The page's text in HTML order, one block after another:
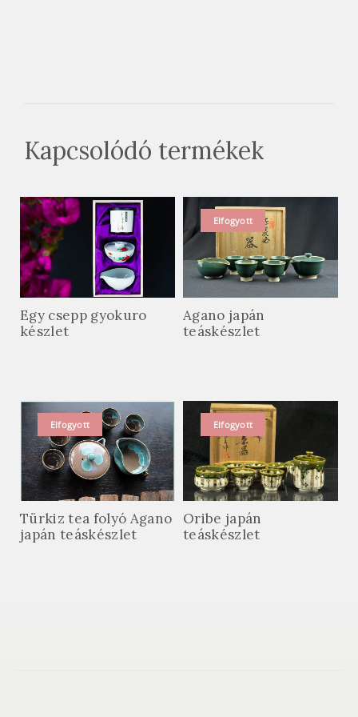
Kapcsolódó termékek
Egy csepp gyokuro
készlet
Elfogyott
Agano japán
teáskészlet
Elfogyott
Türkiz tea folyó Agano
japán teáskészlet
Elfogyott
Oribe japán
teáskészlet